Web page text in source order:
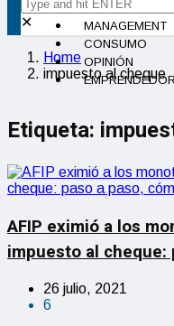
INDUSTRIA
MANAGEMENT
CONSUMO
OPINIÓN
✕
Home
impuesto al cheque
Etiqueta:
AFIP eximió a los
impuesto al cheque:
26 julio, 2021
6